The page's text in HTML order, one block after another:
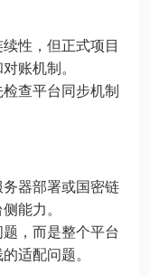
性，但正式项目
账机制。
查平台同步机制
器部署或国密链
能力。
，而是整个平台
适配问题。